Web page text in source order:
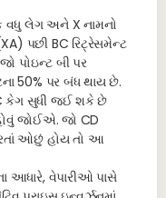
વધુ લેગ અને X નામનો
પછી BC રિટ્રેસમેન્ટ
પોઇન્ટ બી પર
50% પર બંધ થાય છે.
કેગ સુધી જઈ શકે છે
જોઈએ. જો CD
ઓછું હોય તો આ
આધારે, વેપારીઓ પાસે